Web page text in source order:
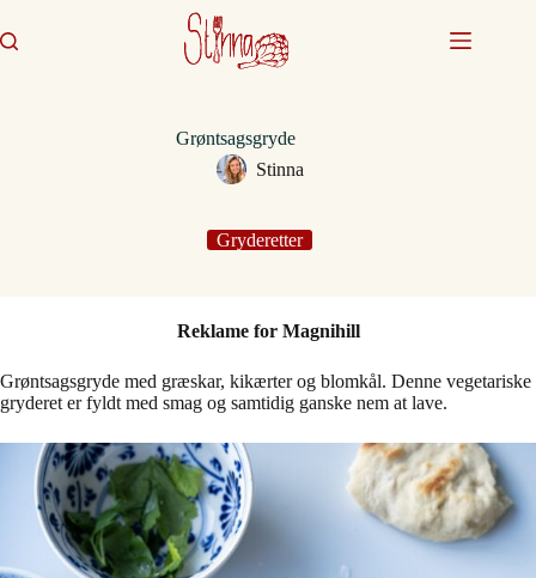
til
indhold
Grøntsagsgryde
Stinna
Gryderetter
Reklame for Magnihill
Grøntsagsgryde med græskar, kikærter og blomkål. Denne vegetariske
gryderet er fyldt med smag og samtidig ganske nem at lave.